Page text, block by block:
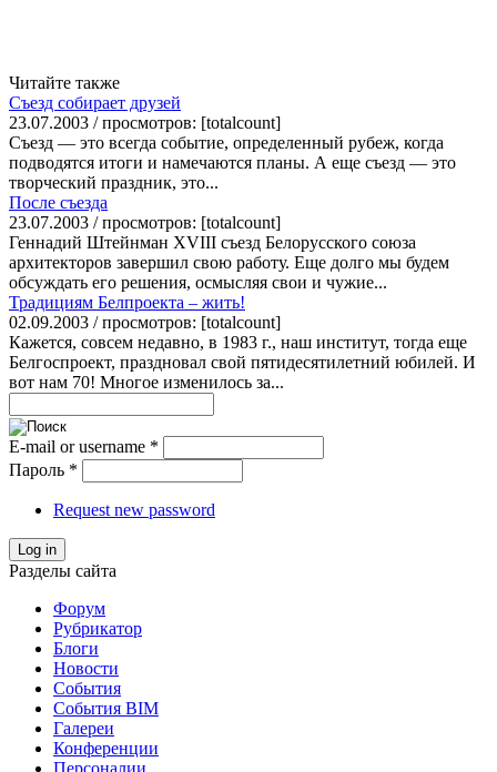
Читайте также
Съезд собирает друзей
23.07.2003 / просмотров: [totalcount]
Съезд — это всегда событие, определенный рубеж, когда
подводятся итоги и намечаются планы. А еще съезд — это
творческий праздник, это...
После съезда
23.07.2003 / просмотров: [totalcount]
Геннадий Штейнман XVIII съезд Белорусского союза
архитекторов завершил свою работу. Еще долго мы будем
обсуждать его решения, осмысляя свои и чужие...
Традициям Белпроекта – жить!
02.09.2003 / просмотров: [totalcount]
Кажется, совсем недавно, в 1983 г., наш институт, тогда еще
Белгоспроект, праздновал свой пятидесятилетний юбилей. И
вот нам 70! Многое изменилось за...
E-mail or username *
Пароль *
Request new password
Log in
Разделы сайта
Форум
Рубрикатор
Блоги
Новости
События
События BIM
Галереи
Конференции